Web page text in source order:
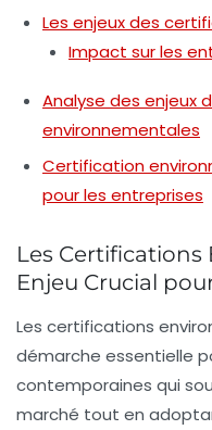
Les enjeux des
Impact sur les
Analyse des enjeux
environnementales
Certification
pour les entreprises
Les
Enjeu Crucial
Les certifications
démarche essentielle
contemporaines qui
marché tout en